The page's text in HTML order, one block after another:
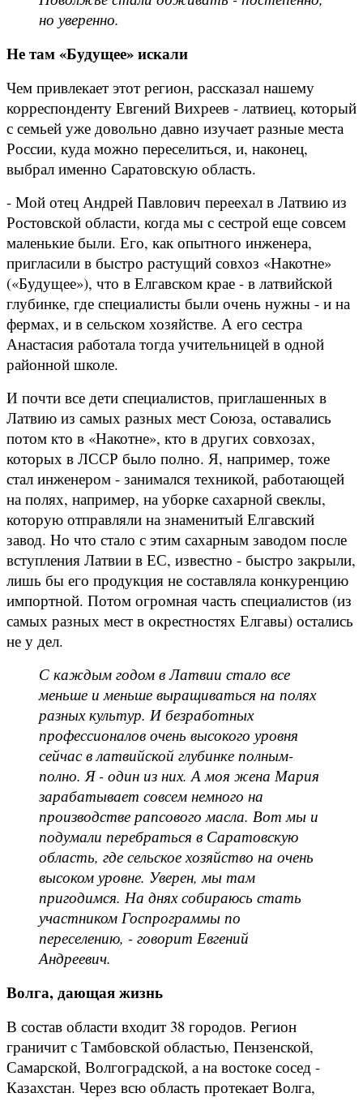
но уверенно.
Не там «Будущее» искали
Чем привлекает этот регион, рассказал нашему
корреспонденту Евгений Вихреев - латвиец, который
с семьей уже довольно давно изучает разные места
России, куда можно переселиться, и, наконец,
выбрал именно Саратовскую область.
- Мой отец Андрей Павлович переехал в Латвию из
Ростовской области, когда мы с сестрой еще совсем
маленькие были. Его, как опытного инженера,
пригласили в быстро растущий совхоз «Накотне»
(«Будущее»), что в Елгавском крае - в латвийской
глубинке, где специалисты были очень нужны - и на
фермах, и в сельском хозяйстве. А его сестра
Анастасия работала тогда учительницей в одной
районной школе.
И почти все дети специалистов, приглашенных в
Латвию из самых разных мест Союза, оставались
потом кто в «Накотне», кто в других совхозах,
которых в ЛССР было полно. Я, например, тоже
стал инженером - занимался техникой, работающей
на полях, например, на уборке сахарной свеклы,
которую отправляли на знаменитый Елгавский
завод. Но что стало с этим сахарным заводом после
вступления Латвии в ЕС, известно - быстро закрыли,
лишь бы его продукция не составляла конкуренцию
импортной. Потом огромная часть специалистов (из
самых разных мест в окрестностях Елгавы) остались
не у дел.
С каждым годом в Латвии стало все
меньше и меньше выращиваться на полях
разных культур. И безработных
профессионалов очень высокого уровня
сейчас в латвийской глубинке полным-
полно. Я - один из них. А моя жена Мария
зарабатывает совсем немного на
производстве рапсового масла. Вот мы и
подумали перебраться в Саратовскую
область, где сельское хозяйство на очень
высоком уровне. Уверен, мы там
пригодимся. На днях собираюсь стать
участником Госпрограммы по
переселению, - говорит Евгений
Андреевич.
Волга, дающая жизнь
В состав области входит 38 городов. Регион
граничит с Тамбовской областью, Пензенской,
Самарской, Волгоградской, а на востоке сосед -
Казахстан. Через всю область протекает Волга,